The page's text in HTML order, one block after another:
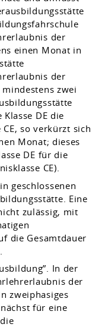
der
einen Monat in
der
mindestens zwei
DE die
so verkürzt sich
Monat; dieses
DE für die
CE).
geschlossenen
Eine
zulässig, mit
die Gesamtdauer
In der
der
zweiphasiges
für eine